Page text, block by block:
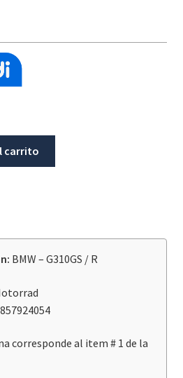
carrito
BMW – G310GS / R
corresponde al item # 1 de la